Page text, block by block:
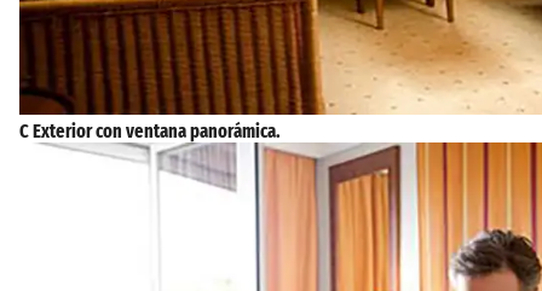
C Exterior con ventana panorámica.